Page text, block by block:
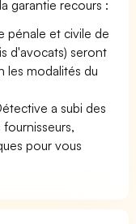
garantie recours :
pénale et civile de
d'avocats) seront
les modalités du
a subi des
pour vous